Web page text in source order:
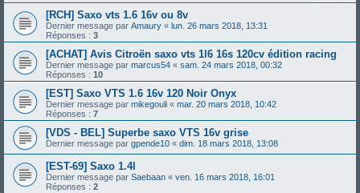
[RCH] Saxo vts 1.6 16v ou 8v
Dernier message par Amaury « lun. 26 mars 2018, 13:31
Réponses : 3
[ACHAT] Avis Citroën saxo vts 1l6 16s 120cv édition racing
Dernier message par marcus54 « sam. 24 mars 2018, 00:32
Réponses : 10
[EST] Saxo VTS 1.6 16v 120 Noir Onyx
Dernier message par mikegouli « mar. 20 mars 2018, 10:42
Réponses : 7
[VDS - BEL] Superbe saxo VTS 16v grise
Dernier message par gpende10 « dim. 18 mars 2018, 13:08
[EST-69] Saxo 1.4l
Dernier message par Saebaan « ven. 16 mars 2018, 16:01
Réponses : 2